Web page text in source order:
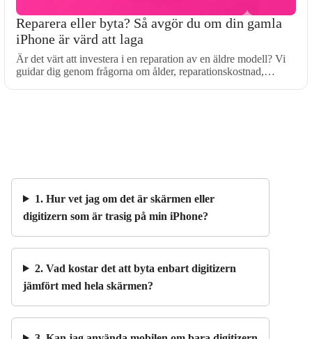
Reparera eller byta? Så avgör du om din gamla
iPhone är värd att laga
Är det värt att investera i en reparation av en äldre modell? Vi
guidar dig genom frågorna om ålder, reparationskostnad,…
1. Hur vet jag om det är skärmen eller
digitizern som är trasig på min iPhone?
2. Vad kostar det att byta enbart digitizern
jämfört med hela skärmen?